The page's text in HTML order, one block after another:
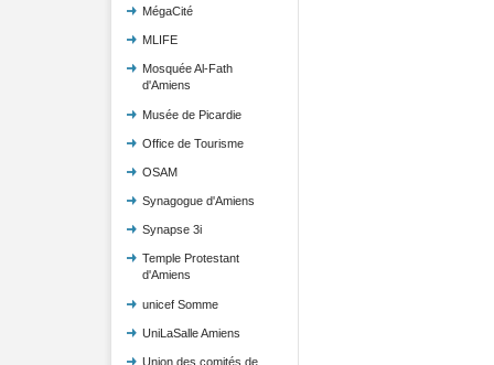
MégaCité
MLIFE
Mosquée Al-Fath
d'Amiens
Musée de Picardie
Office de Tourisme
OSAM
Synagogue d'Amiens
Synapse 3i
Temple Protestant
d'Amiens
unicef Somme
UniLaSalle Amiens
Union des comités de